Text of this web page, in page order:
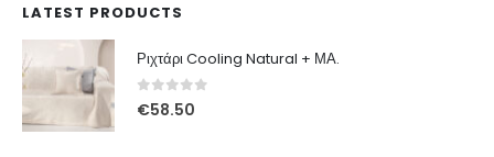
LATEST PRODUCTS
Ριχτάρι Cooling Natural + ΜΑ.
0out of 5
€58.50